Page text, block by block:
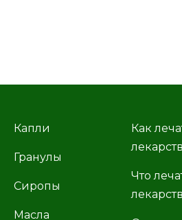
Капли
Гранулы
Сиропы
Масла
Как
Что